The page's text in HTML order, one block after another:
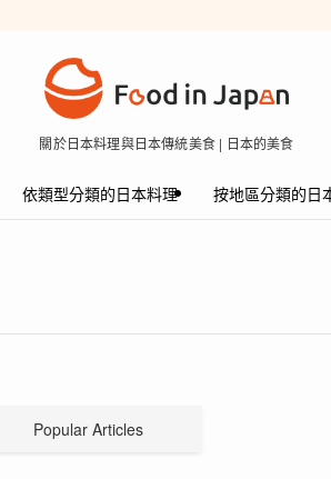
關於日本料理與日本傳統美食 | 日本的美食
依類型分類的日本料理 按地區分類的日
Popular Articles